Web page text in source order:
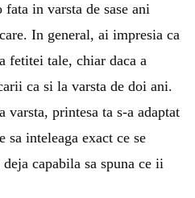
in varsta de sase ani
In general, ai impresia ca
fetitei tale, chiar daca a
ca si la varsta de doi ani.
varsta, printesa ta s-a adaptat
inteleaga exact ce se
capabila sa spuna ce ii